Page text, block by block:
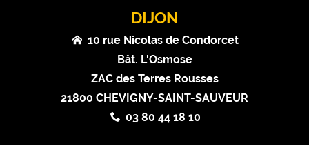
DIJON
10 rue Nicolas de Condorcet
Bât. L'Osmose
ZAC des Terres Rousses
21800 CHEVIGNY-SAINT-SAUVEUR
03 80 44 18 10